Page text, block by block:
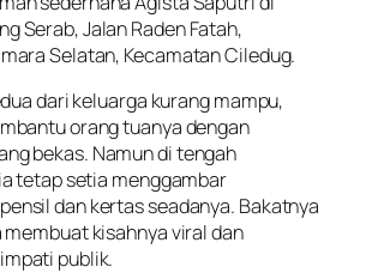
Serab, Jalan Raden Fatah,
Selatan, Kecamatan Ciledug.
dari keluarga kurang mampu,
orang tuanya dengan
bekas. Namun di tengah
tetap setia menggambar
dan kertas seadanya. Bakatnya
membuat kisahnya viral dan
publik.